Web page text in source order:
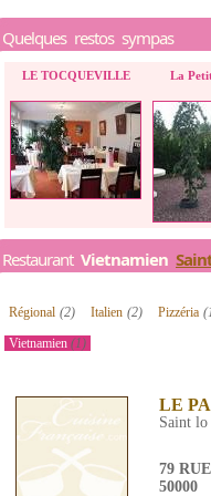
Quelques restos sympas
LE TOCQUEVILLE La
Restaurant Vietnamien
Régional (2) Italien(2) Pizzéria
Vietnamien (1)
LE
Saint lo
79
50000